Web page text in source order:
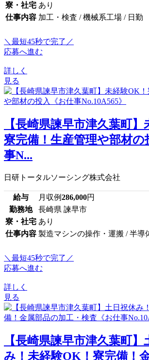
寮・社宅 あり
仕事内容 加工・検査 / 機械系工場 / 日勤
＼最短45秒で完了／
応募へ進む
詳しく
見る
【長崎県諫早市津久葉町】
寮完備！生産管理や部材の
事N...
日研トータルソーシング株式会社
給与 月収例286,000円
勤務地
長崎県 諫早市
寮・社宅 あり
仕事内容 製造マシンの操作・運搬 / 半導
＼最短45秒で完了／
応募へ進む
詳しく
見る
【長崎県諫早市津久葉町】
み！未経験OK！寮完備！